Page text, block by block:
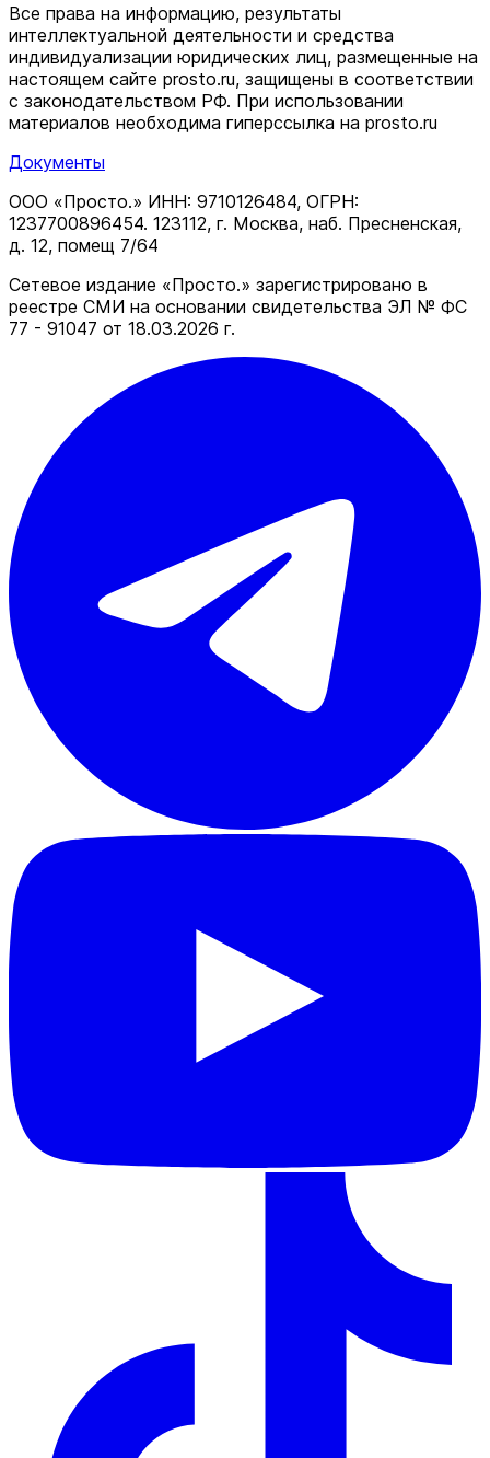
Все права на информацию, результаты
интеллектуальной деятельности и средства
индивидуализации юридических лиц, размещенные на
настоящем сайте prosto.ru, защищены в соответствии
c законодательством РФ. При использовании
материалов необходима гиперссылка на prosto.ru
Документы
ООО «Просто.» ИНН: 9710126484, ОГРН:
1237700896454. 123112, г. Москва, наб. Пресненская,
д. 12, помещ 7/64
Сетевое издание «Просто.» зарегистрировано в
реестре СМИ на основании свидетельства ЭЛ № ФС
77 - 91047 от 18.03.2026 г.